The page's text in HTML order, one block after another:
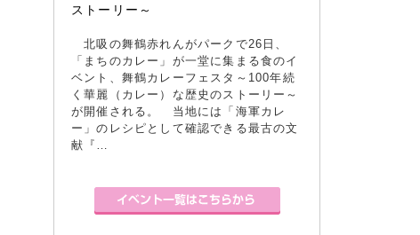
ストーリー～
北吸の舞鶴赤れんがパークで26日、
「まちのカレー」が一堂に集まる食のイ
ベント、舞鶴カレーフェスタ～100年続
く華麗（カレー）な歴史のストーリー～
が開催される。 当地には「海軍カレ
ー」のレシピとして確認できる最古の文
献『…